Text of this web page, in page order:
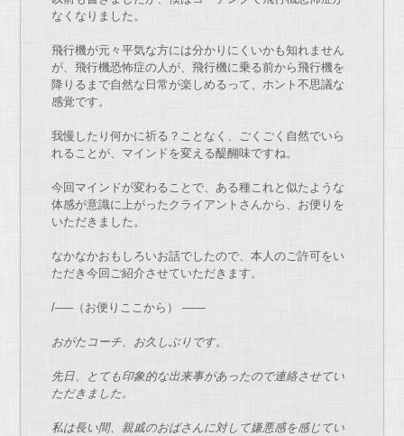
な く な りまし た。
飛行機が元々平気な方には分かりにくいかも知れません
が、 飛行機恐怖症の人 が、 飛行機に乗る前から飛行機を
降りるま で自然な 日常が楽しめるって、ホント不思議な
感覚です。
我慢し た り何かに祈る？こと な く、 ごくごく自然でいら
れること が、マインドを変える醍醐味ですね。
今回マインドが変わること で、 ある種これと似た よう な
体感が意識に上がっ た クライアントさんから、 お便りを
いただきまし た 。
なかなかお もしろいお話でし たので、 本人のご許可をい
ただき今回ご紹介させていた だきます。
/—–（ お便りここから） ——
おがたコーチ、 お久しぶり です。
先日、 とても印象的な出来事があっ たので連絡させてい
ただきまし た。
私は長い間、親戚のおばさんに対して嫌悪感を感じてい